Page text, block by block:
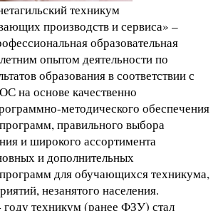
техникум
производств и сервиса» –
образовательная
опытом деятельности по
образования в соответствии с
на основе качественно
методического обеспечения
правильного выбора
и широкого ассортимента
и дополнительных
для обучающихся техникума,
незанятого населения.
техникум (ранее ФЗУ) стал